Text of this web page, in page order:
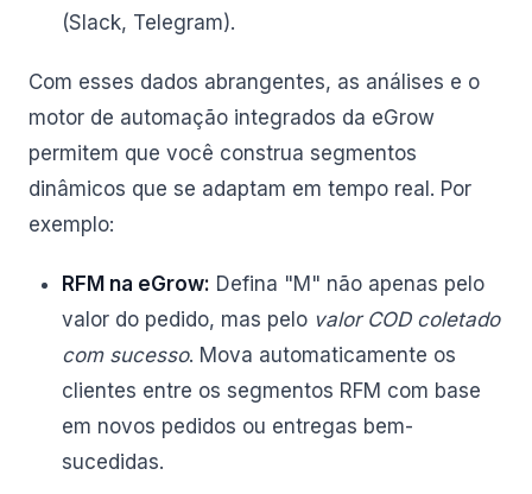
(Slack, Telegram).
Com esses dados abrangentes, as análises e o
motor de automação integrados da eGrow
permitem que você construa segmentos
dinâmicos que se adaptam em tempo real. Por
exemplo:
RFM na eGrow: Defina "M" não apenas pelo
valor do pedido, mas pelo valor COD coletado
com sucesso. Mova automaticamente os
clientes entre os segmentos RFM com base
em novos pedidos ou entregas bem-
sucedidas.